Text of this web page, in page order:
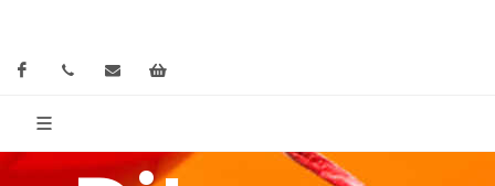
Facebook contactez nous